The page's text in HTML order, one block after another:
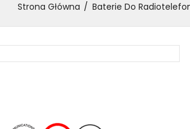
Strona Główna Baterie Do